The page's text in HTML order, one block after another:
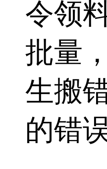
令领
批量
生搬
的错误